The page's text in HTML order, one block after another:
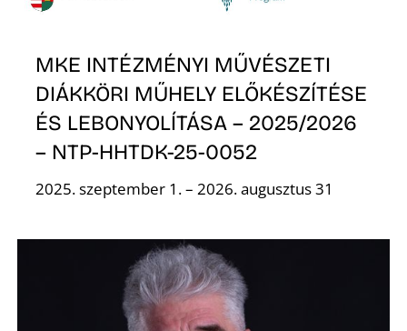
MKE INTÉZMÉNYI MŰVÉSZETI
DIÁKKÖRI MŰHELY ELŐKÉSZÍTÉSE
ÉS LEBONYOLÍTÁSA – 2025/2026
– NTP-HHTDK-25-0052
2025. szeptember 1. – 2026. augusztus 31